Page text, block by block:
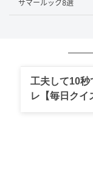
サマールック8選
工夫して10秒
レ【毎日クイ